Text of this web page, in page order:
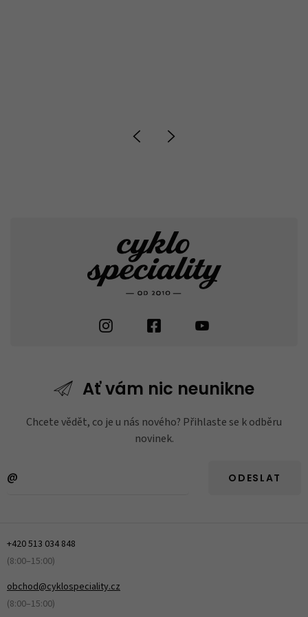
Ať vám nic neunikne
Chcete vědět, co je u nás nového? Přihlaste se k odběru
novinek.
ODESLAT
+420 513 034 848
(8:00–15:00)
obchod@cyklospeciality.cz
(8:00–15:00)